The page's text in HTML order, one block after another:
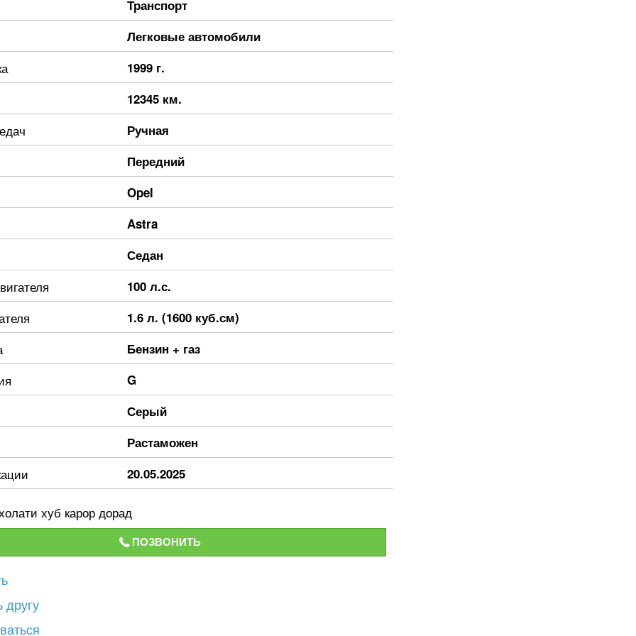
Транспорт
Легковые автомобили
1999 г.
12345 км.
Ручная
Передний
Opel
Astra
Седан
100 л.с.
1.6 л. (1600 куб.см)
Бензин + газ
G
Серый
Растаможен
20.05.2025
хуб карор дорад
ПОЗВОНИТЬ
другу